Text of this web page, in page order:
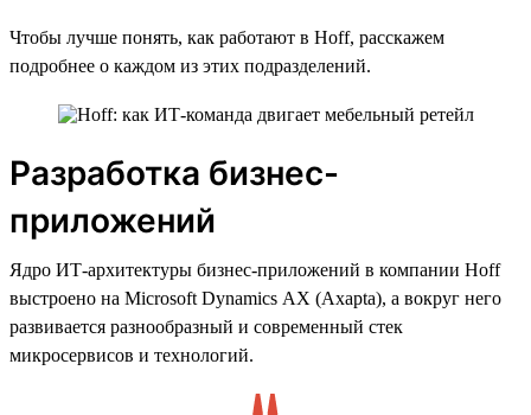
Чтобы лучше понять, как работают в Hoff, расскажем
подробнее о каждом из этих подразделений.
Разработка бизнес-
приложений
Ядро ИТ-архитектуры бизнес-приложений в компании Hoff
выстроено на Microsoft Dynamics AX (Axapta), а вокруг него
развивается разнообразный и современный стек
микросервисов и технологий.